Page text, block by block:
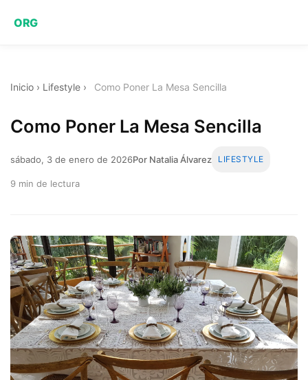
ORG
Inicio › Lifestyle › Como Poner La Mesa Sencilla
Como Poner La Mesa Sencilla
sábado, 3 de enero de 2026Por Natalia Álvarez LIFESTYLE
9 min de lectura